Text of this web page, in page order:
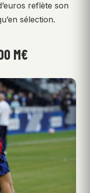
reflète son
sélection.
M€